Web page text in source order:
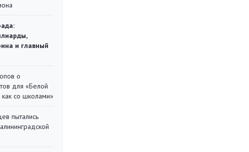
и главный
о
для «Белой
со школами»
пытались